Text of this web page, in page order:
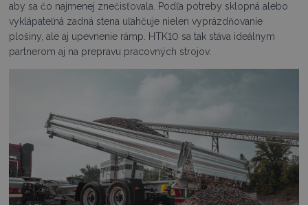
aby sa čo najmenej znečisťovala. Podľa potreby sklopná alebo
vyklápateľná zadná stena uľahčuje nielen vyprázdňovanie
plošiny, ale aj upevnenie rámp. HTK10 sa tak stáva ideálnym
partnerom aj na prepravu pracovných strojov.